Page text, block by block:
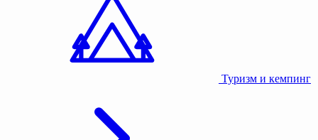
Туризм и кемпинг